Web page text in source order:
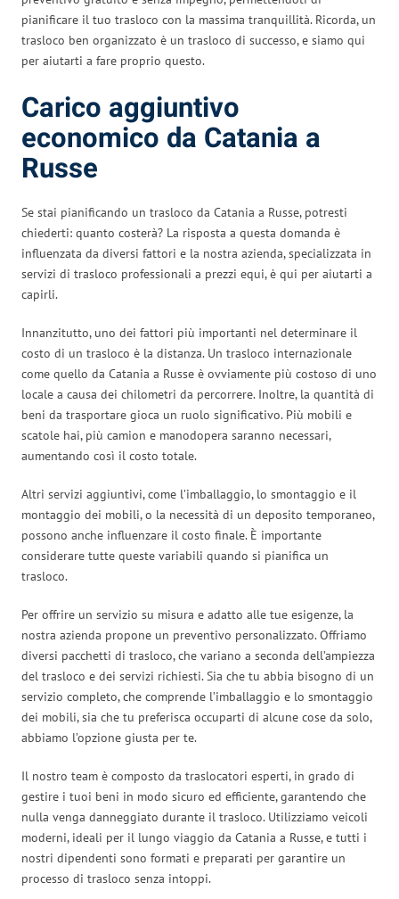
pianificare il tuo trasloco con la massima tranquillità. Ricorda, un
trasloco ben organizzato è un trasloco di successo, e siamo qui
per aiutarti a fare proprio questo.
Carico aggiuntivo
economico da Catania a
Russe
Se stai pianificando un trasloco da Catania a Russe, potresti
chiederti: quanto costerà? La risposta a questa domanda è
influenzata da diversi fattori e la nostra azienda, specializzata in
servizi di trasloco professionali a prezzi equi, è qui per aiutarti a
capirli.
Innanzitutto, uno dei fattori più importanti nel determinare il
costo di un trasloco è la distanza. Un trasloco internazionale
come quello da Catania a Russe è ovviamente più costoso di uno
locale a causa dei chilometri da percorrere. Inoltre, la quantità di
beni da trasportare gioca un ruolo significativo. Più mobili e
scatole hai, più camion e manodopera saranno necessari,
aumentando così il costo totale.
Altri servizi aggiuntivi, come l’imballaggio, lo smontaggio e il
montaggio dei mobili, o la necessità di un deposito temporaneo,
possono anche influenzare il costo finale. È importante
considerare tutte queste variabili quando si pianifica un
trasloco.
Per offrire un servizio su misura e adatto alle tue esigenze, la
nostra azienda propone un preventivo personalizzato. Offriamo
diversi pacchetti di trasloco, che variano a seconda dell’ampiezza
del trasloco e dei servizi richiesti. Sia che tu abbia bisogno di un
servizio completo, che comprende l’imballaggio e lo smontaggio
dei mobili, sia che tu preferisca occuparti di alcune cose da solo,
abbiamo l’opzione giusta per te.
Il nostro team è composto da traslocatori esperti, in grado di
gestire i tuoi beni in modo sicuro ed efficiente, garantendo che
nulla venga danneggiato durante il trasloco. Utilizziamo veicoli
moderni, ideali per il lungo viaggio da Catania a Russe, e tutti i
nostri dipendenti sono formati e preparati per garantire un
processo di trasloco senza intoppi.